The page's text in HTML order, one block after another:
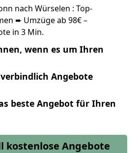
nach Würselen : Top-
➨ Umzüge ab 98€ –
in 3 Min.
wenn es um Ihren
Angebote
beste Angebot für Ihren
kostenlose Angebote